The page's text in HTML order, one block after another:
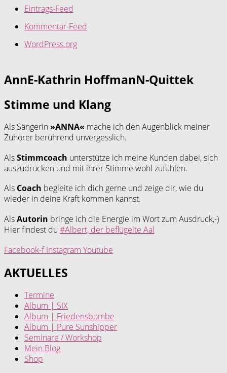
Eintrags-Feed
Kommentar-Feed
WordPress.org
AnnE-Kathrin HoffmanN-Quittek
Stimme und Klang
Als Sängerin »ANNA« mache ich den Augenblick meiner
Zuhörer berührend unvergesslich.
AlsStimmcoach unterstütze ich meine Kunden dabei, sich
auszudrücken und mit ihrer Stimme wohl zufühlen.
Als Coach begleite ich dich gerne und zeige dir, wie du
wieder in deine Kraft kommen kannst.
AlsAutorin bringe ich die Energie im Wort zum Ausdruck,-)
Hier findest du #Albert, der beflügelte Aal
Facebook-f Instagram Youtube
AKTUELLES
Termine
Album | SIX
Album | Friedensbombe
Album | Pure Sunshipper
Seminare / Workshop
Mein Blog
Shop